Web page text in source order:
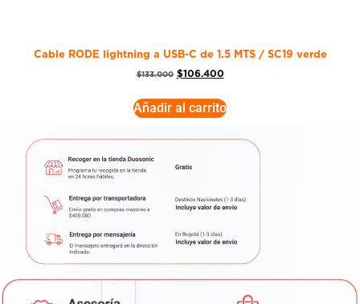
Cable RODE lightning a USB-C de 1.5 MTS / SC19 verde
$133.000 $106.400
Añadir al carrito